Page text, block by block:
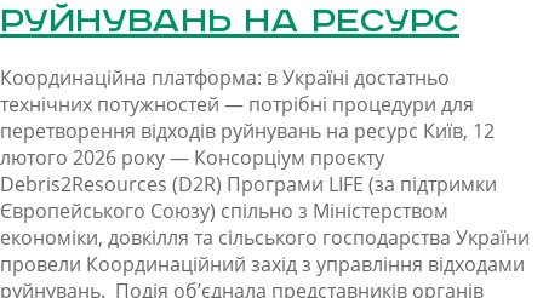
руйнувань на ресурс
Координаційна платформа: в Україні достатньо
технічних потужностей — потрібні процедури для
перетворення відходів руйнувань на ресурс Київ, 12
лютого 2026 року — Консорціум проєкту
Debris2Resources (D2R) Програми LIFE (за підтримки
Європейського Союзу) спільно з Міністерством
економіки, довкілля та сільського господарства України
провели Координаційний захід з управління відходами
руйнувань. Подія об’єднала представників органів